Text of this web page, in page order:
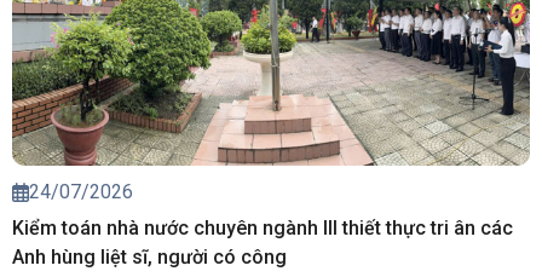
24/07/2026
Kiểm toán nhà nước chuyên ngành III thiết thực tri ân các
Anh hùng liệt sĩ, người có công